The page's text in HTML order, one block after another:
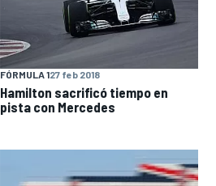
FÓRMULA 127 feb 2018
Hamilton sacrificó tiempo en
pista con Mercedes